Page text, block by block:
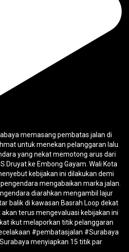
menyiapkan 15 titik par